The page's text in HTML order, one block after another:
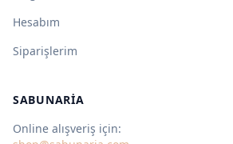
Hesabım
Siparişlerim
SABUNARIA
Online alışveriş için: